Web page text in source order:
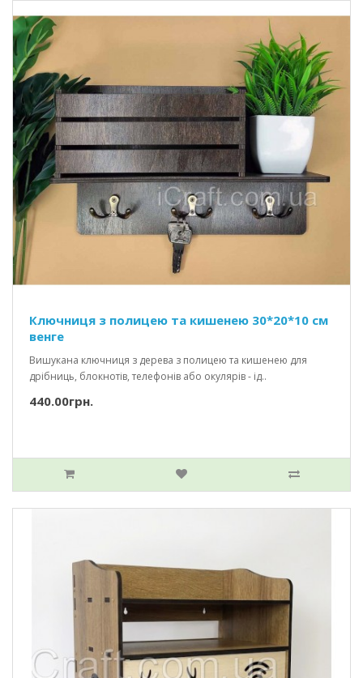
Ключниця з полицею та кишенею 30*20*10 см
венге
Вишукана ключниця з дерева з полицею та кишенею для
дрібниць, блокнотів, телефонів або окулярів - ід..
440.00грн.